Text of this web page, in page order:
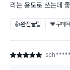
리는 용도로 쓰는데
👍완전꿀팁 💗구매
별점 5점